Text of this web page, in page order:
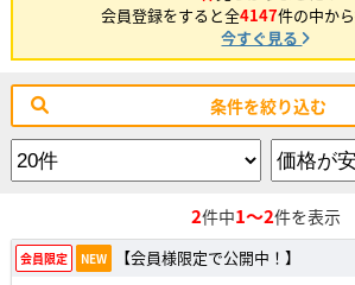
会員登録をすると全4147件の中から
今すぐ見る
条件を絞り込む
2件中1～2件を表示
会員限定 NEW 【会員様限定で公開中！】